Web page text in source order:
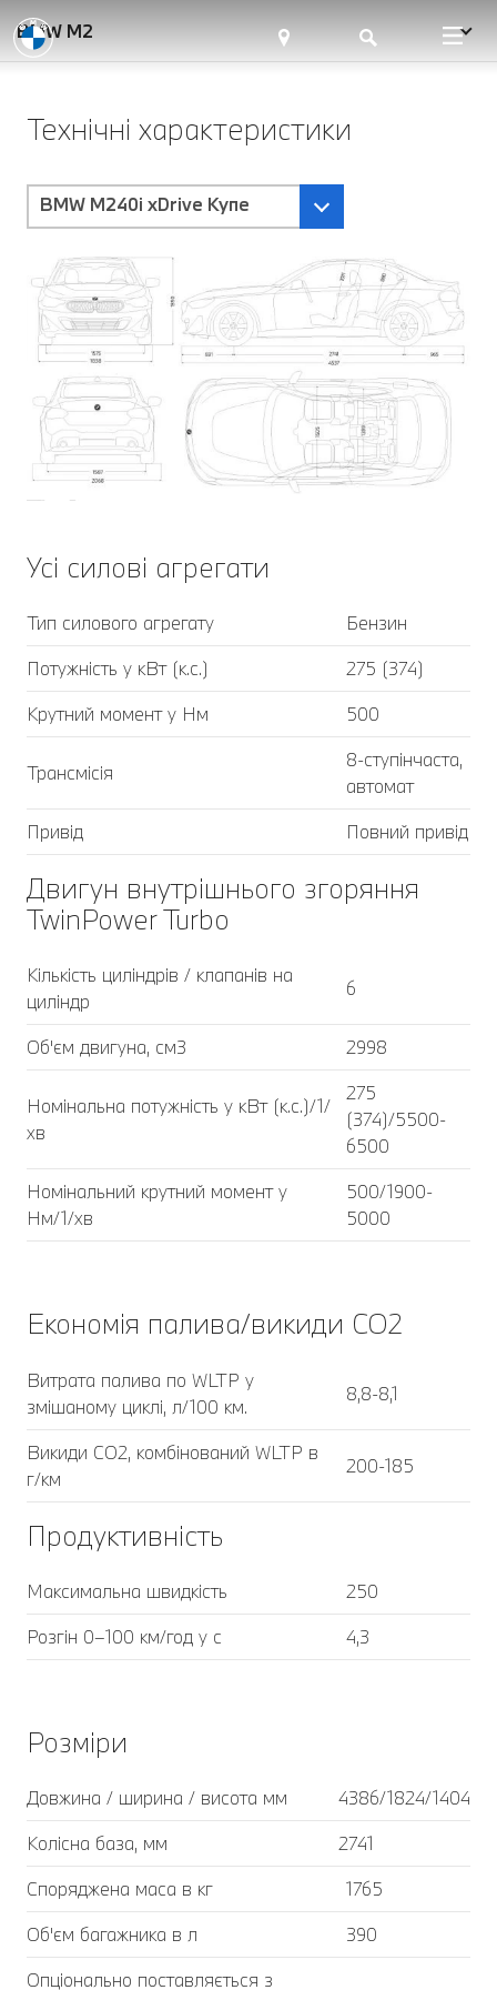
BMW M2
Технічні характеристики
BMW M240i xDrive Купе
Усі силові агрегати
Тип силового агрегату
Бензин
Потужність у кВт (к.с.)
275 (374)
Крутний момент у Нм
500
Трансмісія
8-ступінчаста,
автомат
Привід
Повний привід
Двигун внутрішнього згоряння
TwinPower Turbo
Кількість циліндрів / клапанів на
циліндр
6
Об'єм двигуна, см3 2998
Номінальна потужність у кВт (к.с.)/1/
хв
275
(374)/5500-
6500
Номінальний крутний момент у
Нм/1/хв
500/1900-
5000
Економія палива/викиди CO2
Витрата палива по WLTP у
змішаному циклі, л/100 км.
8,8-8,1
Викиди CO2, комбінований WLTP в
г/км
200-185
Продуктивність
Максимальна швидкість
250
Розгін 0–100 км/год у с
4,3
Розміри
Довжина / ширина / висота мм
4386/1824/1404
Колісна база, мм
2741
Споряджена маса в кг
1765
Об'єм багажника в л
390
Опціонально поставляється з